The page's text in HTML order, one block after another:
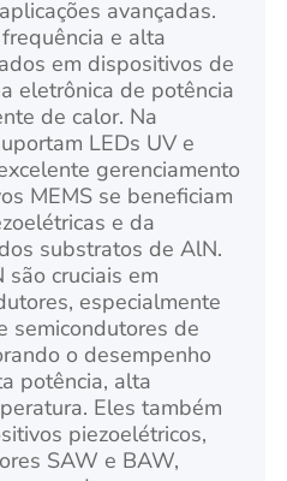
avançadas.
e alta
em dispositivos de
eletrônica de potência
de calor. Na
LEDs UV e
gerenciamento
MEMS se beneficiam
e da
substratos de AlN.
cruciais em
especialmente
semicondutores de
o desempenho
potência, alta
Eles também
piezoelétricos,
SAW e BAW,